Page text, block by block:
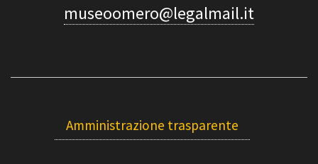
museoomero@legalmail.it
Amministrazione trasparente